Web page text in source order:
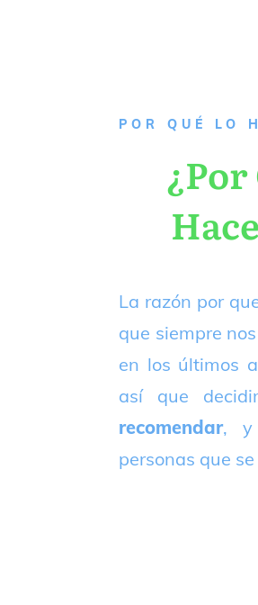
P OR QUÉ LO
La razón por
que siempre
en los últimos
así que
recomendar, y
personas que